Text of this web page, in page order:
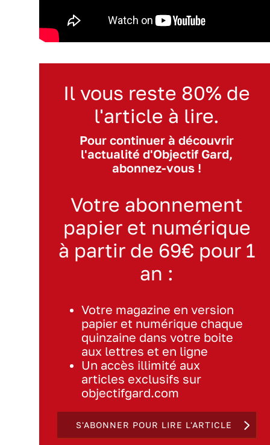
Il vous reste 80% de
l'article à lire.
Pour continuer à découvrir
l'actualité d'Objectif Gard,
abonnez-vous !
Votre abonnement
papier et numérique
à partir de 69€ pour 1
an :
Votre magazine en version
papier et numérique chaque
quinzaine dans votre boite
aux lettres et en ligne
Un accès illimité aux
articles exclusifs sur
objectifgard.com
S'ABONNER POUR LIRE L'ARTICLE